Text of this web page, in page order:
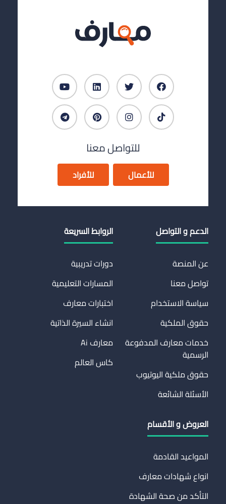
للتواصل معنا
للأعمال للأفراد
الدعم و التواصل
عن المنصة
تواصل معنا
سياسة الاستخدام
حقوق الملكية
خدمات معارف المدفوعة
الرسمية
حقوق ملكية اليوتيوب
الأسئلة الشائعة
الروابط السريعة
دورات تدريبية
المسارات التعليمية
اختبارات معارف
انشاء السيرة الذاتية
معارف Ai
كاس العالم
العروض و الأقسام
المواعيد القادمة
انواع شهادات معارف
التأكد من صحة الشهادة